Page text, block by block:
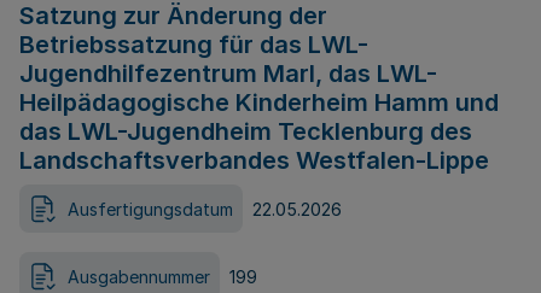
Satzung zur Änderung der
Betriebssatzung für das LWL-
Jugendhilfezentrum Marl, das LWL-
Heilpädagogische Kinderheim Hamm und
das LWL-Jugendheim Tecklenburg des
Landschaftsverbandes Westfalen-Lippe
Ausfertigungsdatum 22.05.2026
Ausgabennummer 199